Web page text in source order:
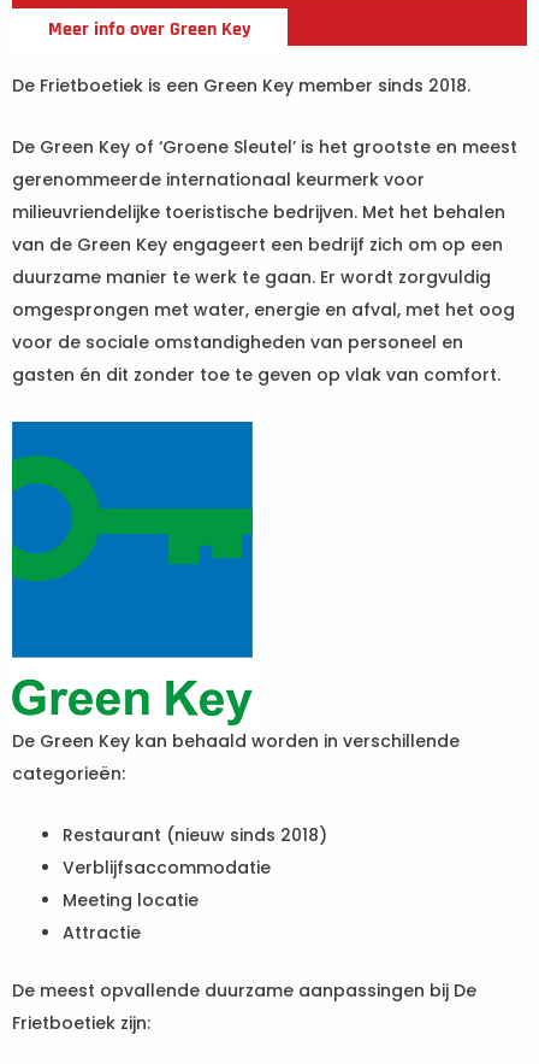
Meer info over Green Key
De Frietboetiek is een Green Key member sinds 2018.
De Green Key of ‘Groene Sleutel’ is het grootste en meest
gerenommeerde internationaal keurmerk voor
milieuvriendelijke toeristische bedrijven. Met het behalen
van de Green Key engageert een bedrijf zich om op een
duurzame manier te werk te gaan. Er wordt zorgvuldig
omgesprongen met water, energie en afval, met het oog
voor de sociale omstandigheden van personeel en
gasten én dit zonder toe te geven op vlak van comfort.
De Green Key kan behaald worden in verschillende
categorieën:
Restaurant (nieuw sinds 2018)
Verblijfsaccommodatie
Meeting locatie
Attractie
De meest opvallende duurzame aanpassingen bij De
Frietboetiek zijn: